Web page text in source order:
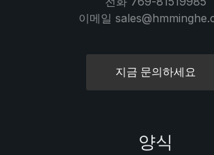
이메일
지금 문의하세요
양식